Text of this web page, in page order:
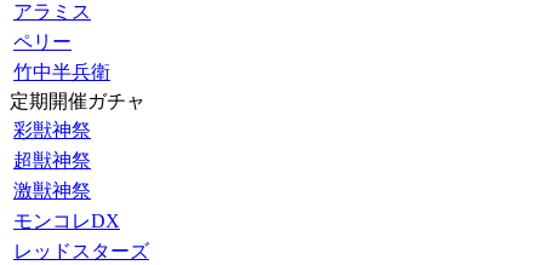
アラミス
ペリー
竹中半兵衛
定期開催ガチャ
彩獣神祭
超獣神祭
激獣神祭
モンコレDX
レッドスターズ